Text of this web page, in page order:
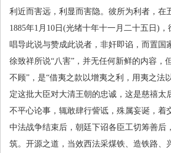
利近而害远，利显而害隐。彼所为利者，在
1885年1 月 10 日 (光绪十年十一月二十五日 )
唱导此说与赞成此说者，非奸即谄，而置
徐致祥所说“八害”，并无任何新鲜的内容，
不顾”，是“借夷之款以增夷之利，用夷之
定这批大臣对大清王朝的忠诚，这是慈禧
不平心论事，辄敢肆行訾诋，殊属妄诞，着
中法战争结束后，朝廷下诏各臣工切筹善
筑。开源之道，当效西法采煤铁、造铁路